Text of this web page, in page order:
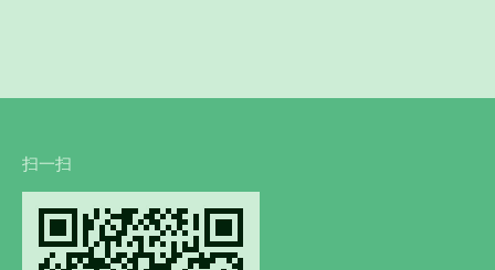
扫一扫